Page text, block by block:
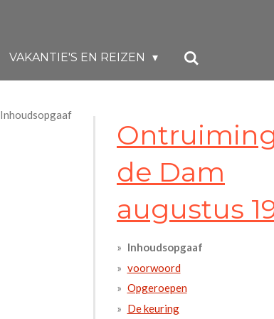
VAKANTIE'S EN REIZEN
Inhoudsopgaaf
de Dam
augustus
Inhoudsopgaaf
voorwoord
Opgeroepen
De keuring